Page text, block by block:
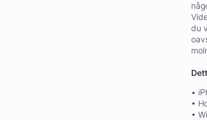
du
•
•
•